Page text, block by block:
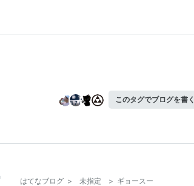
このタグでブログを書く
はてなブログ > 未指定 > ギョースー